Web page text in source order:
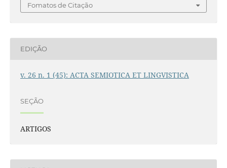
Fomatos de Citação
EDIÇÃO
v. 26 n. 1 (45): ACTA SEMIOTICA ET LINGVISTICA
SEÇÃO
ARTIGOS